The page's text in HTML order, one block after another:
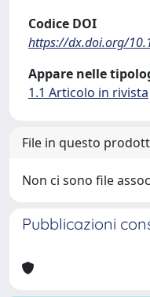
Codice DOI
https://dx.doi.org/
Appare nelle
1.1 Articolo in rivista
File in questo
Non ci sono file
Pubblicazioni